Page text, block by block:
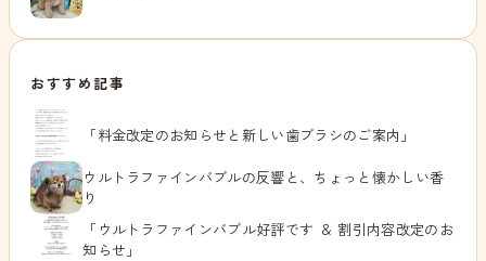
おすすめ記事
「料金改定のお知らせと新しい歯ブラシのご案内」
ウルトラファインバブルの反響と、ちょっと懐かしい香
り
「ウルトラファインバブル好評です ＆ 割引内容改定のお
知らせ」